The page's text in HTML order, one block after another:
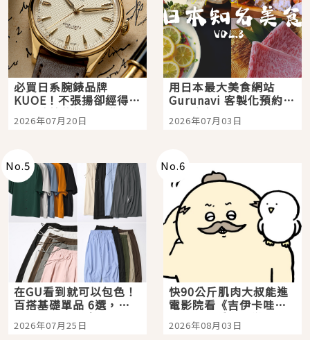
必買日系腕錶品牌
KUOE！不張揚卻經得起
時間洗鍊的經典之作五
選
2026年07月20日
用日本最大美食網站
Gurunavi 客製化預約九
大都市餐廳，打造專屬
美食體驗！
2026年07月03日
No.5
在GU看到就可以包色！
百搭基礎單品 6選，閉
眼全收也不心疼
2026年07月25日
No.6
快90公斤肌肉大叔能進
電影院看《吉伊卡哇》
嗎？日本重金屬樂團
「打首」會長與nagano
2026年08月03日